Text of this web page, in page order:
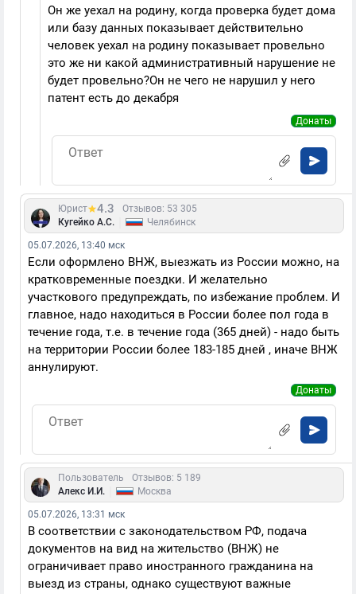
Он же уехал на родину, когда проверка будет дома
или базу данных показывает действительно
человек уехал на родину показывает провельно
это же ни какой административный нарушение не
будет провельно?Он не чего не нарушил у него
патент есть до декабря
Донаты
Юрист 4.3
Отзывов: 53 305
Кугейко А.С.
Челябинск
05.07.2026, 13:40 мск
Если оформлено ВНЖ, выезжать из России можно, на
кратковременные поездки. И желательно
участкового предупреждать, по избежание проблем. И
главное, надо находиться в России более пол года в
течение года, т.е. в течение года (365 дней) - надо быть
на территории России более 183-185 дней , иначе ВНЖ
аннулируют.
Донаты
Пользователь
Отзывов: 5 189
Алекс И.И.
Москва
05.07.2026, 13:31 мск
В соответствии с законодательством РФ, подача
документов на вид на жительство (ВНЖ) не
ограничивает право иностранного гражданина на
выезд из страны, однако существуют важные